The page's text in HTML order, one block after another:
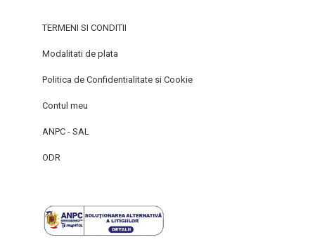
TERMENI SI CONDITII
Modalitati de plata
Politica de Confidentialitate si Cookie
Contul meu
ANPC - SAL
ODR